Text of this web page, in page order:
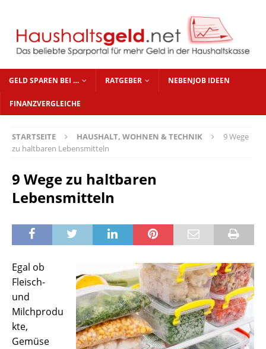
GELD SPAREN BEI … RATGEBER NEBENJOB IDEEN
FINANZVERGLEICHE
STARTSEITE HAUSHALT, WOHNEN & TECHNIK
9 Wege
zu haltbaren Lebensmitteln
9 Wege zu haltbaren
Lebensmitteln
Egal ob
Fleisch-
und
Milchprodu
kte,
Gemüse